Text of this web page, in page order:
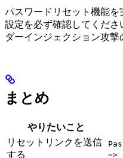
パスワードリセット機能を
設定を必ず確認してくだ
ダーインジェクション攻撃
まとめ
やりたいこと
リセットリンクを送信
する
=>